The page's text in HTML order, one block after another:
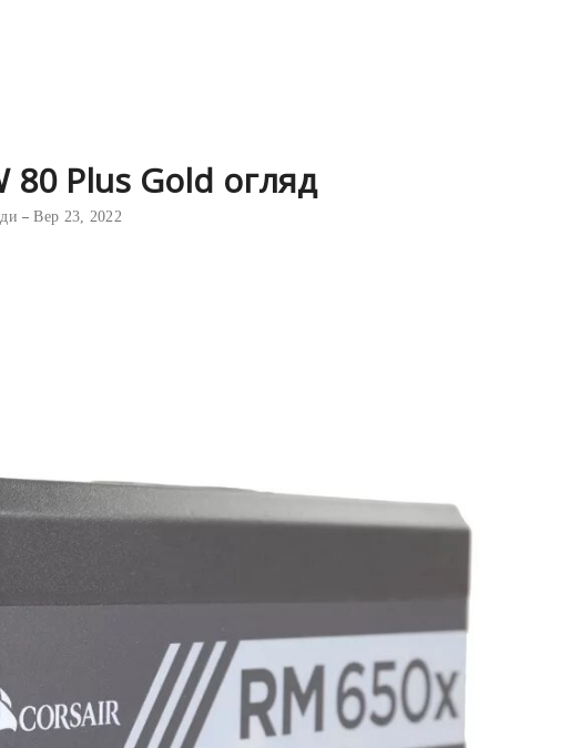
80 Plus Gold огляд
Вер 23, 2022